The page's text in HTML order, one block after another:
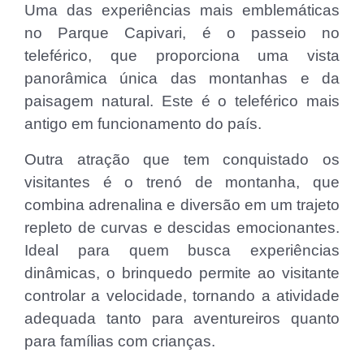
Uma das experiências mais emblemáticas
no Parque Capivari, é o passeio no
teleférico, que proporciona uma vista
panorâmica única das montanhas e da
paisagem natural. Este é o teleférico mais
antigo em funcionamento do país.
Outra atração que tem conquistado os
visitantes é o trenó de montanha, que
combina adrenalina e diversão em um trajeto
repleto de curvas e descidas emocionantes.
Ideal para quem busca experiências
dinâmicas, o brinquedo permite ao visitante
controlar a velocidade, tornando a atividade
adequada tanto para aventureiros quanto
para famílias com crianças.